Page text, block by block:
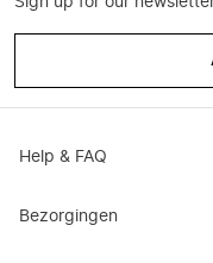
Help & FAQ
Bezorgingen